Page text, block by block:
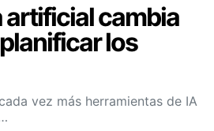
artificial cambia
los
vez más herramientas de IA